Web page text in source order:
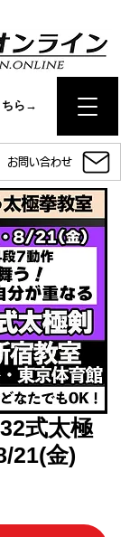
お問い合わせ
ちら→
式太極
21(金)